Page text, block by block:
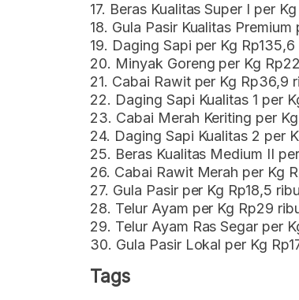
17. Beras Kualitas Super I per
18. Gula Pasir Kualitas
19. Daging Sapi per Kg
20. Minyak Goreng per Kg
21. Cabai Rawit per Kg Rp36,9
22. Daging Sapi Kualitas 1 per
23. Cabai Merah Keriting per
24. Daging Sapi Kualitas 2 per
25. Beras Kualitas Medium II
26. Cabai Rawit Merah per Kg
27. Gula Pasir per Kg Rp18,5
28. Telur Ayam per Kg Rp29
29. Telur Ayam Ras Segar per
30. Gula Pasir Lokal per Kg
Tags